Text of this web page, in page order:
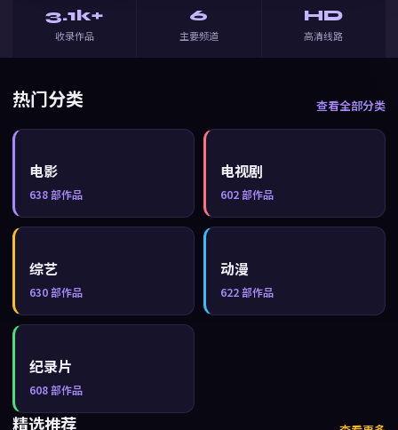
3.1k+
收录作品
6
主要频道
HD
高清线路
热门分类 查看全部分类
电影
638部作品
电视剧
602部作品
综艺
630部作品
动漫
622部作品
纪录片
608部作品
精选推荐